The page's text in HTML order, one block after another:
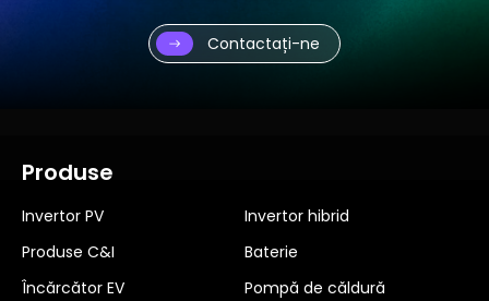
Contactați-ne
Produse
Invertor PV
Invertor hibrid
Produse C&I
Baterie
Încărcător EV
Pompă de căldură